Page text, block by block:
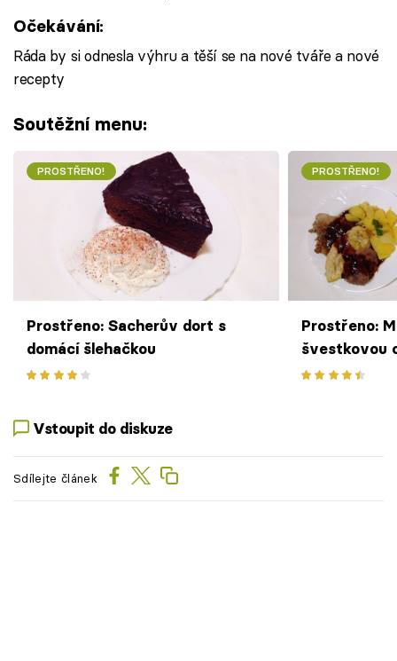
Očekávání:
Ráda by si odnesla výhru a těší se na nové tváře a nové
recepty
Soutěžní menu:
PROSTŘENO!
Prostřeno: Sacherův dort s
domácí šlehačkou
PROSTŘENO!
Prostřeno:
švestkovou
Vstoupit do diskuze
Sdílejte článek